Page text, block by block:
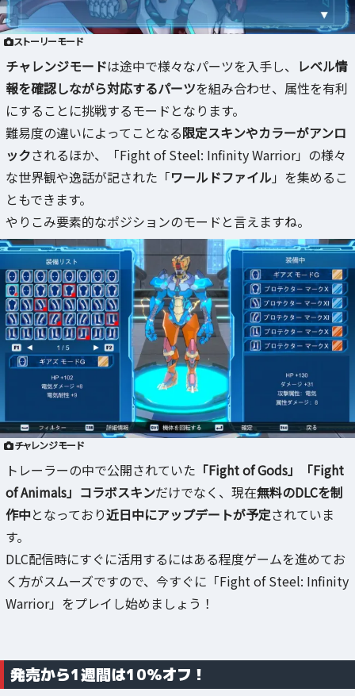
ストーリーモード
チャレンジモードは途中で様々なパーツを入手し、 レベル情
報を確認しながら対応するパーツを組み合わせ、属性を有利
にすることに挑戦するモードとなります。
難易度の違いによってことなる限定スキンやカラーがアンロ
ックされるほか、「Fight of Steel: Infinity Warrior」の様々
な世界観や逸話が記された「ワールドファイル」を集めるこ
ともできます。
やりこみ要素的なポジションのモードと言えますね。
チャレンジモード
トレーラーの中で公開されていた 「Fight of Gods」「Fight
of Animals」コラボスキンだけでなく、現在無料のDLCを制
作中となっており近日中にアップデートが予定されていま
す。
DLC配信時にすぐに活用するにはある程度ゲームを進めてお
く方がスムーズですので、今すぐに「Fight of Steel: Infinity
Warrior」をプレイし始めましょう！
発売から1週間は10%オフ！